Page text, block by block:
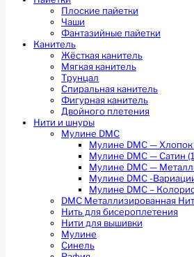
Плоские пайетки
Чаши
Фантазийные пайетки
Канитель
Жёсткая канитель
Мягкая канитель
Трунцал
Спиральная канитель
Фигурная канитель
Двойного плетения
Нити и шнуры
Мулине DMC
Мулине DMC — Хлопок
Мулине DMC — Сатин
Мулине DMC —
Мулине DMC -
Мулине DMC –
DMC Металлизированная
Нить для бисероплетения
Нити для вышивки
Мулине
Синель